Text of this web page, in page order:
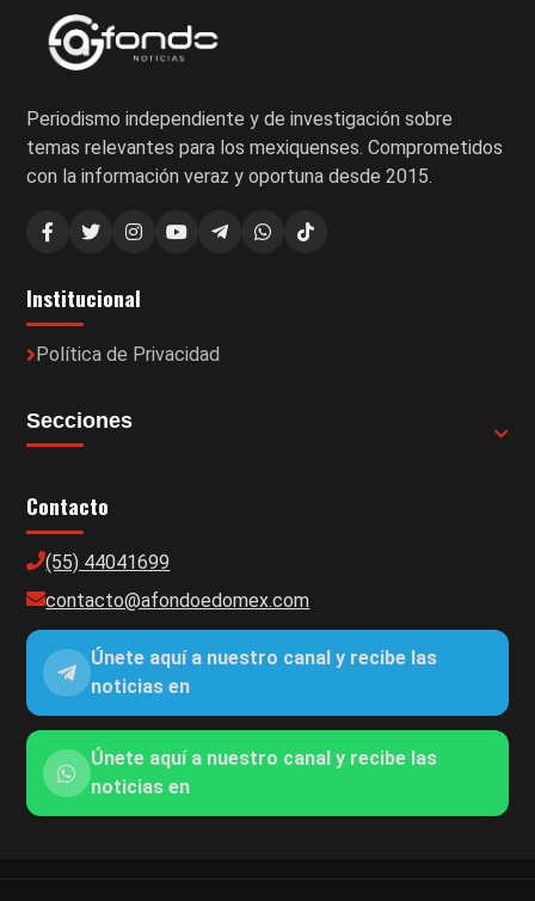
Periodismo independiente y de investigación sobre
temas relevantes para los mexiquenses. Comprometidos
con la información veraz y oportuna desde 2015.
Institucional
Política de Privacidad
Secciones
Contacto
(55) 44041699
contacto@afondoedomex.com
Únete aquí a nuestro canal y recibe las
noticias en
Únete aquí a nuestro canal y recibe las
noticias en